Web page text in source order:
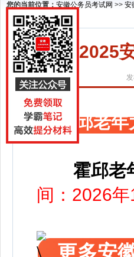
您的当前位置： 安徽公务员考试网 >> 安
2025
霍邱老年
霍邱老
间：2026
更多安